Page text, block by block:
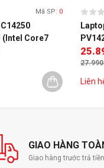
Mã SP: 0
(Intel Core7
| Intel
| Win
120U
FHD+
Liên
GIAO HÀNG
Giao hàng trước trả